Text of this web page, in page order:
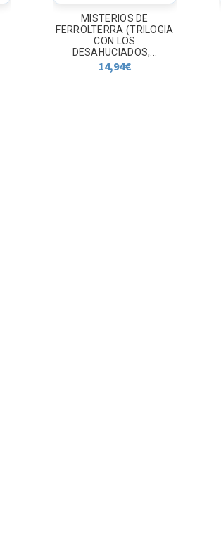
MISTERIOS DE
FERROLTERRA (TRILOGIA
CON LOS
DESAHUCIADOS,...
14,94€